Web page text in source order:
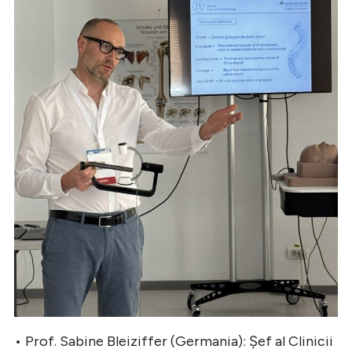
• Prof. Sabine Bleiziffer (Germania): Șef al Clinicii